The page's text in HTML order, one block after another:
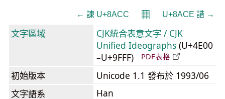
← 諌 U+8ACC 𝄜 U+8ACE 諎 →
文字區域
CJK統合表意文字 / CJK
Unified Ideographs (U+4E00
–U+9FFF)
PDF表格
初始版本
Unicode 1.1 發布於 1993/06
文字語系
Han